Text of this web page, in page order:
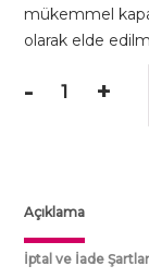
mükemmel
olarak elde
-Clemency
Karamel
Kahve
(6.43)
+
Açıklama
İptal ve İade